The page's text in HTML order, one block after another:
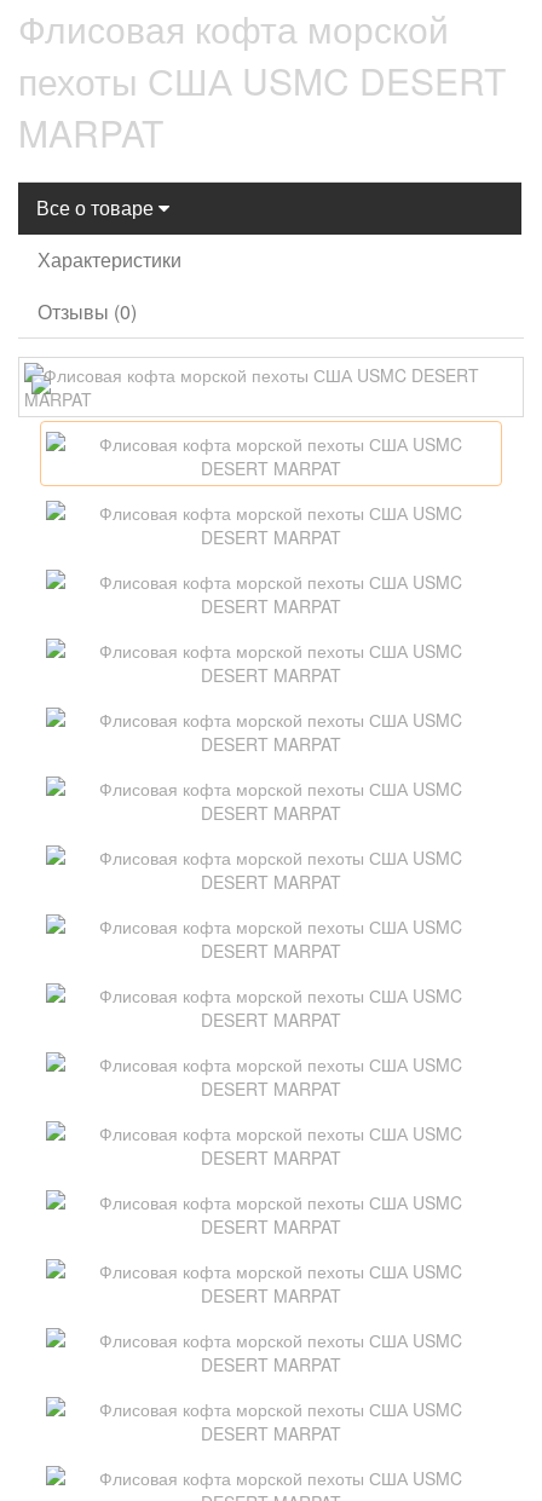
Флисовая кофта морской
пехоты США USMC DESERT
MARPAT
Все о товаре
Характеристики
Отзывы (0)